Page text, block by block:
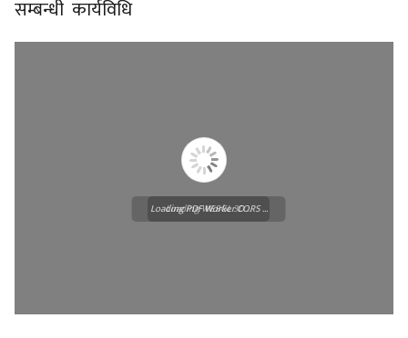
सम्बन्धी कार्यविधि
Loading WEBGL 3D ...
Loading PDF Worker CORS ...